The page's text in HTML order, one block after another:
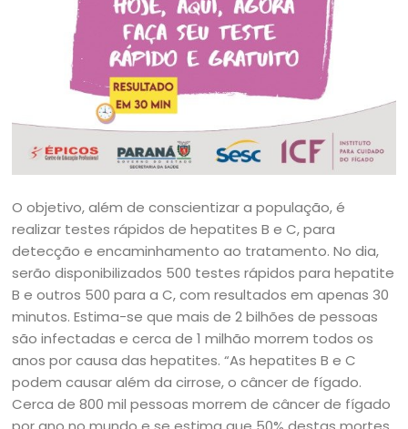
O objetivo, além de conscientizar a população, é
realizar testes rápidos de hepatites B e C, para
detecção e encaminhamento ao tratamento. No dia,
serão disponibilizados 500 testes rápidos para hepatite
B e outros 500 para a C, com resultados em apenas 30
minutos. Estima-se que mais de 2 bilhões de pessoas
são infectadas e cerca de 1 milhão morrem todos os
anos por causa das hepatites. “As hepatites B e C
podem causar além da cirrose, o câncer de fígado.
Cerca de 800 mil pessoas morrem de câncer de fígado